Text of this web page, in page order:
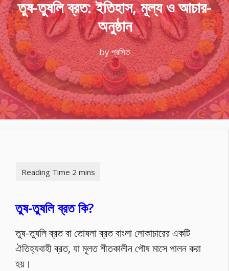
তুষ-তুষলি ব্রত: ইতিহাস, মূল্য ও আচার-
অনুষ্ঠান
byপ্রসিত
তুষ-তুষলি ব্রত কি?
তুষ-তুষলি ব্রত বা তোষলা ব্রত বাংলা লোকাচারের একটি
ঐতিহ্যবাহী ব্রত, যা মূলত শীতকালীন পৌষ মাসে পালন করা
হয়।